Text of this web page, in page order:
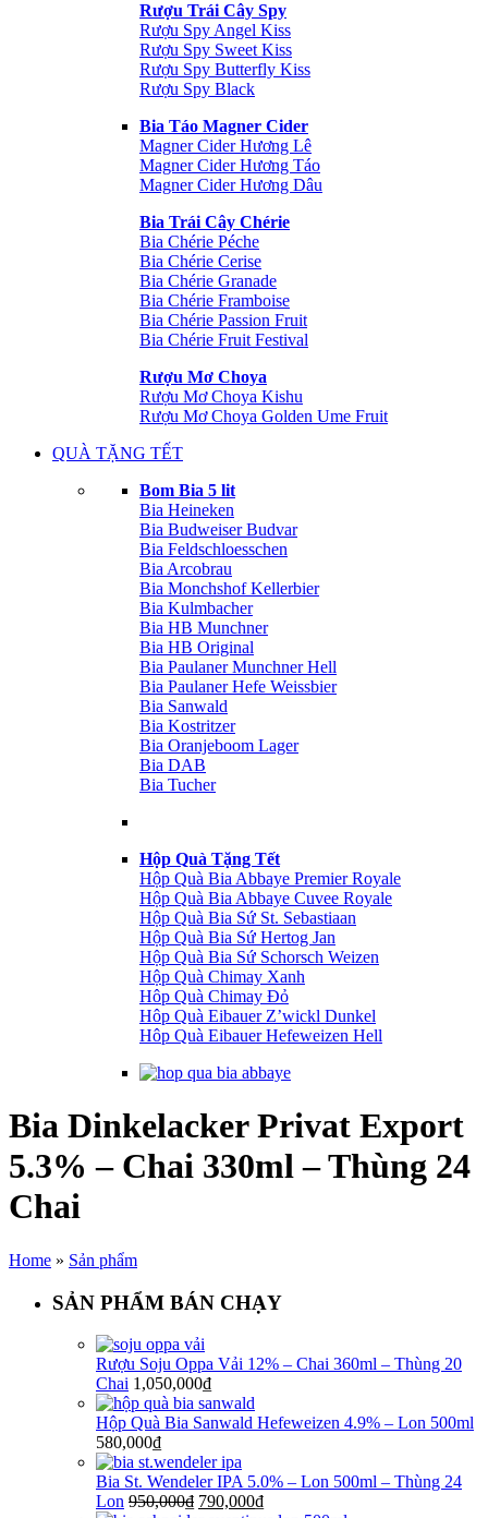
Rượu Trái Cây Spy
Rượu Spy Angel Kiss
Rượu Spy Sweet Kiss
Rượu Spy Butterfly Kiss
Rượu Spy Black
Bia Táo Magner Cider
Magner Cider Hương Lê
Magner Cider Hương Táo
Magner Cider Hương Dâu
Bia Trái Cây Chérie
Bia Chérie Péche
Bia Chérie Cerise
Bia Chérie Granade
Bia Chérie Framboise
Bia Chérie Passion Fruit
Bia Chérie Fruit Festival
Rượu Mơ Choya
Rượu Mơ Choya Kishu
Rượu Mơ Choya Golden Ume Fruit
QUÀ TẶNG TẾT
Bom Bia 5 lit
Bia Heineken
Bia Budweiser Budvar
Bia Feldschloesschen
Bia Arcobrau
Bia Monchshof Kellerbier
Bia Kulmbacher
Bia HB Munchner
Bia HB Original
Bia Paulaner Munchner Hell
Bia Paulaner Hefe Weissbier
Bia Sanwald
Bia Kostritzer
Bia Oranjeboom Lager
Bia DAB
Bia Tucher
Hộp Quà Tặng Tết
Hộp Quà Bia Abbaye Premier Royale
Hộp Quà Bia Abbaye Cuvee Royale
Hộp Quà Bia Sứ St. Sebastiaan
Hộp Quà Bia Sứ Hertog Jan
Hộp Quà Bia Sứ Schorsch Weizen
Hộp Quà Chimay Xanh
Hôp Quà Chimay Đỏ
Hôp Quà Eibauer Z’wickl Dunkel
Hôp Quà Eibauer Hefeweizen Hell
Bia Dinkelacker Privat Export
5.3% – Chai 330ml – Thùng 24
Chai
Home » Sản phẩm
SẢN PHẨM BÁN CHẠY
Rượu Soju Oppa Vải 12% – Chai 360ml – Thùng 20
Chai 1,050,000₫
Hộp Quà Bia Sanwald Hefeweizen 4.9% – Lon 500ml
580,000₫
Bia St. Wendeler IPA 5.0% – Lon 500ml – Thùng 24
Lon 950,000₫ 790,000₫